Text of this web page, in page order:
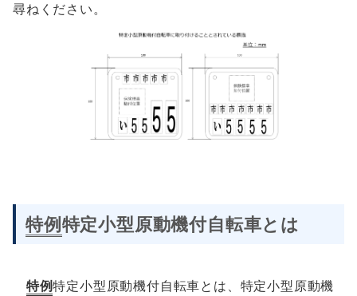
尋ねください。
特例特定小型原動機付自転車とは
特例特定小型原動機付自転車とは、特定小型原動機